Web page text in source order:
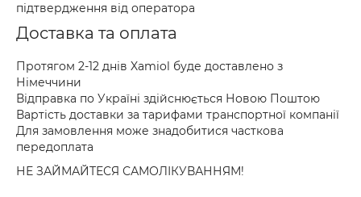
підтвердження від оператора
Доставка та оплата
Протягом 2-12 днів Xamiol буде доставлено з
Німеччини
Відправка по Україні здійснюється Новою Поштою
Вартість доставки за тарифами транспортної компанії
Для замовлення може знадобитися часткова
передоплата
НЕ ЗАЙМАЙТЕСЯ САМОЛІКУВАННЯМ!